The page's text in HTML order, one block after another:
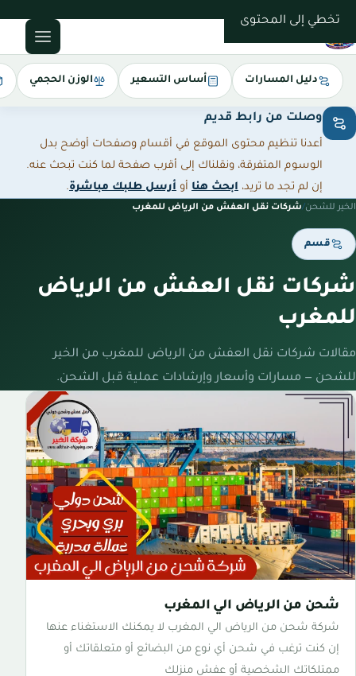
تخطي إلى المحتوى
دليل المسارات أساس التسعير الوزن الحجمي
وصلت من رابط قديم
أعدنا تنظيم محتوى الموقع في أقسام وصفحات أوضح بدل
الوسوم المتفرقة، ونقلناك إلى أقرب صفحة لما كنت تبحث عنه.
إن لم تجد ما تريد، ابحث هنا أو أرسل طلبك مباشرة.
الخير للشحن/شركات نقل العفش من الرياض للمغرب
قسم
شركات نقل العفش من الرياض
للمغرب
مقالات شركات نقل العفش من الرياض للمغرب من الخير
للشحن — مسارات وأسعار وإرشادات عملية قبل الشحن.
شحن من الرياض الي المغرب
شركة شحن من الرياض الي المغرب لا يمكنك الاستغناء عنها
إن كنت ترغب في شحن أي نوع من البضائع أو متعلقاتك أو
ممتلكاتك الشخصية أو عفش منزلك